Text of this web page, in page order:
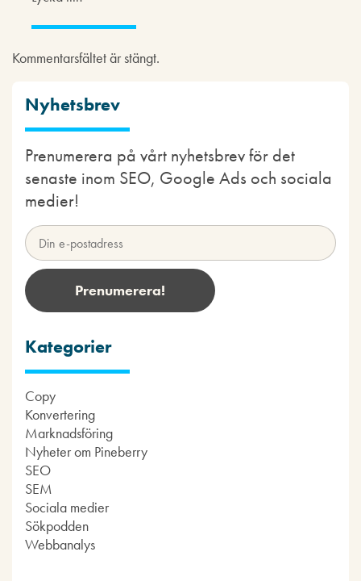
Kommentarsfältet är stängt.
Nyhetsbrev
Prenumerera på vårt nyhetsbrev för det
senaste inom SEO, Google Ads och sociala
medier!
Kategorier
Copy
Konvertering
Marknadsföring
Nyheter om Pineberry
SEO
SEM
Sociala medier
Sökpodden
Webbanalys